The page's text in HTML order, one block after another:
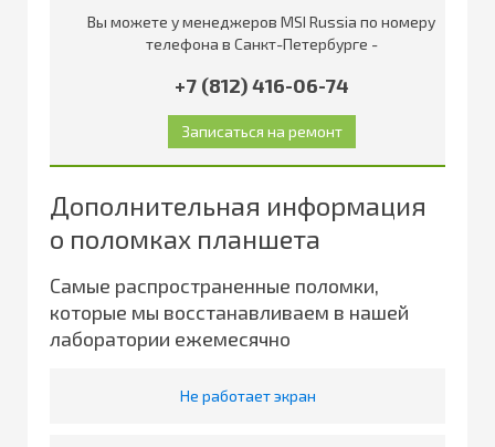
Вы можете у менеджеров MSI Russia по номеру
телефона в Санкт-Петербурге -
+7 (812) 416-06-74
Дополнительная информация
о поломках планшета
Самые распространенные поломки,
которые мы восстанавливаем в нашей
лаборатории ежемесячно
Не работает экран